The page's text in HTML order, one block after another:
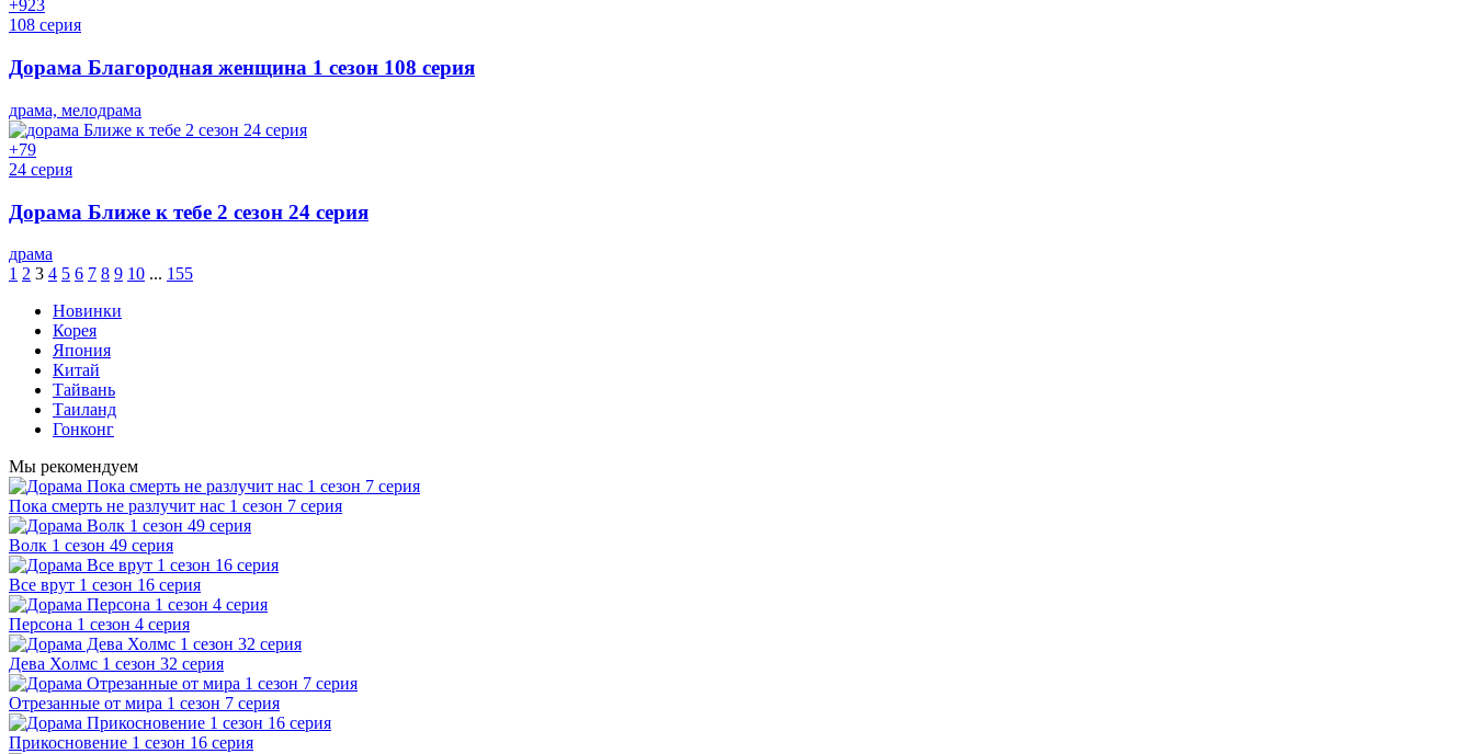
+923
108 серия
Дорама Благородная женщина 1 сезон 108 серия
драма, мелодрама
+79
24 серия
Дорама Ближе к тебе 2 сезон 24 серия
драма
1 2 3 4 5 6 7 8 9 10 ... 155
Новинки
Корея
Япония
Китай
Тайвань
Таиланд
Гонконг
Мы рекомендуем
Пока смерть не разлучит нас 1 сезон 7 серия
Волк 1 сезон 49 серия
Все врут 1 сезон 16 серия
Персона 1 сезон 4 серия
Дева Холмс 1 сезон 32 серия
Отрезанные от мира 1 сезон 7 серия
Прикосновение 1 сезон 16 серия